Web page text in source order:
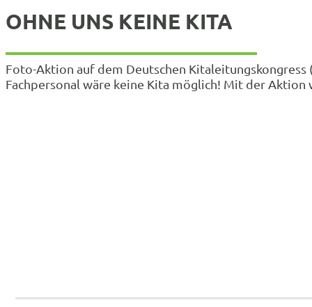
OHNE UNS KEINE KITA
Foto-Aktion auf dem Deutschen Kitaleitungskongress
Fachpersonal wäre keine Kita möglich! Mit der